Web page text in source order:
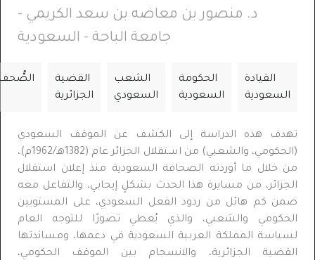
د. منصور بن معاضه بن سعد الكريمي -
جامعة الباحة - السعودية
القيادة
السعودية
الحكومة
السعودية
الشعب
السعودي
القضية
الجزائرية
الصُّحف
تهدف هذه الدراسة إلى الكشف عن الموقف السعودي
(الحكومي، والشعبي) من استقلال الجزائر عام (1382هـ/1962م)،
من خلال ما أوردته الصحافة السعودية منذ إعلان استقلال
الجزائر، من مسايرة هذا الحدث بشكلٍ إيجابي، والتفاعل معه
ضمن كم هائل من ردود الفعل السعودي، على المستويين
الحكومي والشعبي، والذي يُعطي تصورًا للتوجه العام
لسياسة المملكة العربية السعودية في دعمها، ومساندتها
القضية الجزائرية، والانسجام بين الموقف الحكومي،